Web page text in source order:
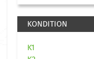
KONDITION
K1